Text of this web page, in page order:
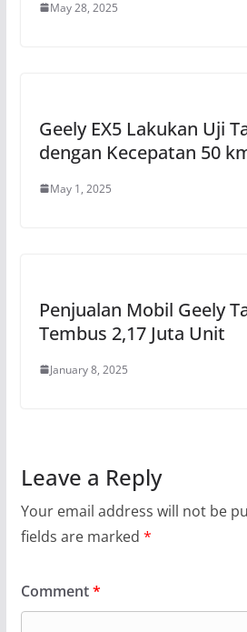
May 28, 2025
Geely EX5 Lakukan Uji
dengan Kecepatan 50
May 1, 2025
Penjualan Mobil Geely
Tembus 2,17 Juta Unit
January 8, 2025
Leave a Reply
Your email address will not be
fields are marked *
Comment*